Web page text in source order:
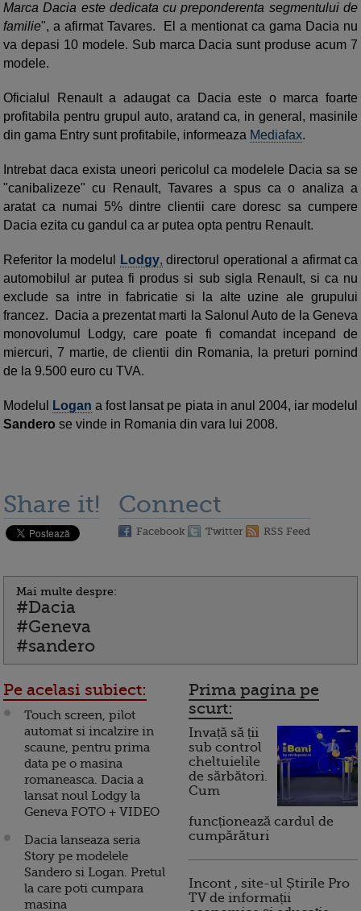
Marca Dacia este dedicata cu preponderenta segmentului de
familie", a afirmat Tavares. El a mentionat ca gama Dacia nu
va depasi 10 modele. Sub marca Dacia sunt produse acum 7
modele.
Oficialul Renault a adaugat ca Dacia este o marca foarte
profitabila pentru grupul auto, aratand ca, in general, masinile
din gama Entry sunt profitabile, informeaza Mediafax.
Intrebat daca exista uneori pericolul ca modelele Dacia sa se
"canibalizeze" cu Renault, Tavares a spus ca o analiza a
aratat ca numai 5% dintre clientii care doresc sa cumpere
Dacia ezita cu gandul ca ar putea opta pentru Renault.
Referitor la modelul Lodgy, directorul operational a afirmat ca
automobilul ar putea fi produs si sub sigla Renault, si ca nu
exclude sa intre in fabricatie si la alte uzine ale grupului
francez. Dacia a prezentat marti la Salonul Auto de la Geneva
monovolumul Lodgy, care poate fi comandat incepand de
miercuri, 7 martie, de clientii din Romania, la preturi pornind
de la 9.500 euro cu TVA.
Modelul Logan a fost lansat pe piata in anul 2004, iar modelul
Sandero se vinde in Romania din vara lui 2008.
Share it! Connect
Facebook Twitter RSS Feed
Mai multe despre:
#Dacia
#Geneva
#sandero
Pe acelasi subiect:
Touch screen, pilot
automat si incalzire in
scaune, pentru prima
data pe o masina
romaneasca. Dacia a
lansat noul Lodgy la
Geneva FOTO + VIDEO
Dacia lanseaza seria
Story pe modelele
Sandero si Logan. Pretul
la care poti cumpara
masina
Prima pagina pe
scurt:
Invață să ții
sub control
cheltuielile
de sărbători.
Cum
funcționează cardul de
cumpărături
Incont , site-ul Știrile Pro
TV de informații